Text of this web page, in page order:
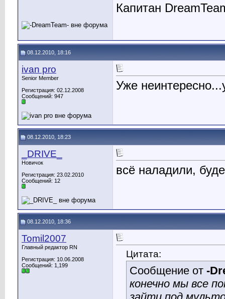
Капитан
08.12.2010, 18:16
ivan pro
Senior Member
Регистрация: 02.12.2008
Сообщений: 947
Уже
08.12.2010, 18:23
_DRIVE_
Новичок
Регистрация: 23.02.2010
Сообщений: 12
всё наладили,
08.12.2010, 18:36
Tomil2007
Главный редактор RN
Регистрация: 10.06.2008
Сообщений: 1,199
Цитата:
Сообщение от -
конечно мы все